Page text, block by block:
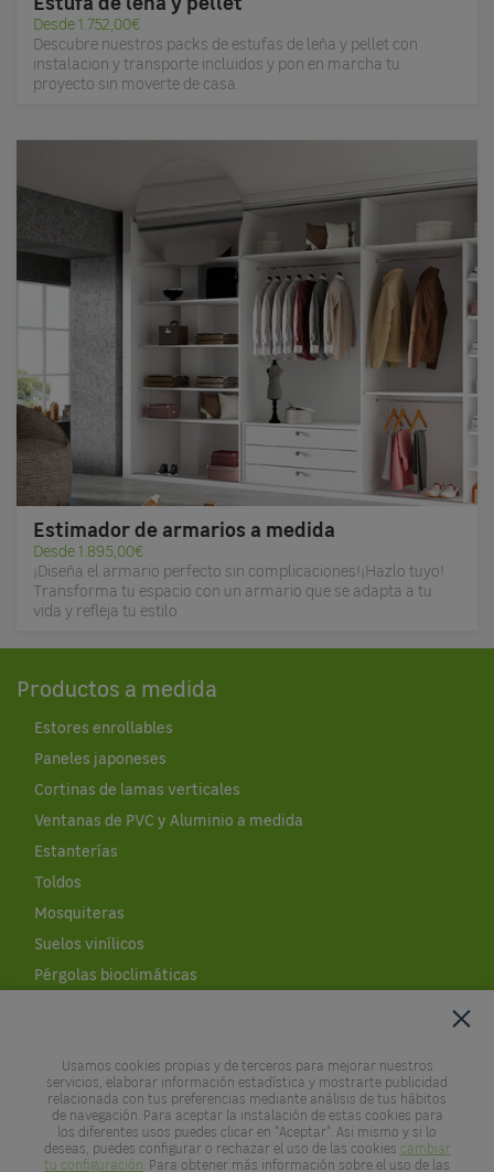
Desde 1.752,00€
Descubre nuestros packs de estufas de leña y pellet con
instalacion y transporte incluidos y pon en marcha tu
proyecto sin moverte de casa.
Estimador de armarios a medida
Desde 1.895,00€
¡Diseña el armario perfecto sin complicaciones!¡Hazlo tuyo!
Transforma tu espacio con un armario que se adapta a tu
vida y refleja tu estilo
Productos a medida
Estores enrollables
Paneles japoneses
Cortinas de lamas verticales
Ventanas de PVC y Aluminio a medida
Estanterías
Toldos
Mosquiteras
Suelos vinílicos
Pérgolas bioclimáticas
Leroy Merlin
Empresa
Empleo
Usamos cookies propias y de terceros para mejorar nuestros
servicios, elaborar información estadística y mostrarte publicidad
relacionada con tus preferencias mediante análisis de tus hábitos
de navegación. Para aceptar la instalación de estas cookies para
los diferentes usos puedes clicar en "Aceptar". Asi mismo y si lo
deseas, puedes configurar o rechazar el uso de las cookies cambiar
tu configuración . Para obtener más información sobre el uso de las